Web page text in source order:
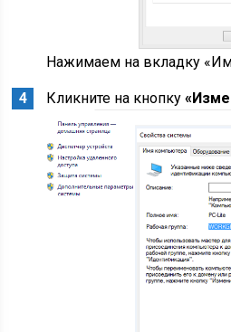
Нажимаем на вкладку
Кликните на кнопку